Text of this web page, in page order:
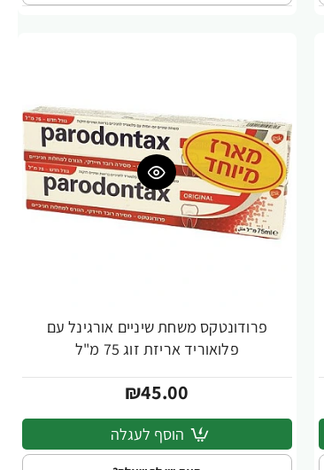
פרודונטקס משחת שיניים אורגינל עם
פלואוריד אריזת זוג 75 מ"ל
₪45.00
הוסף לעגלה